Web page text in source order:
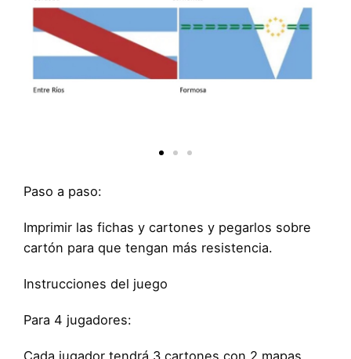
Paso a paso:
Imprimir las fichas y cartones y pegarlos sobre
cartón para que tengan más resistencia.
Instrucciones del juego
Para 4 jugadores: